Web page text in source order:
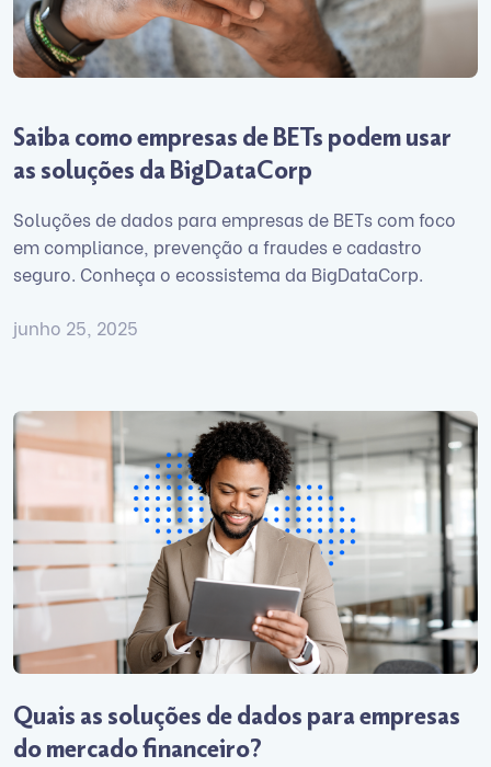
Saiba como empresas de BETs podem usar
as soluções da BigDataCorp
Soluções de dados para empresas de BETs com foco
em compliance, prevenção a fraudes e cadastro
seguro. Conheça o ecossistema da BigDataCorp.
junho 25, 2025
Quais as soluções de dados para empresas
do mercado financeiro?